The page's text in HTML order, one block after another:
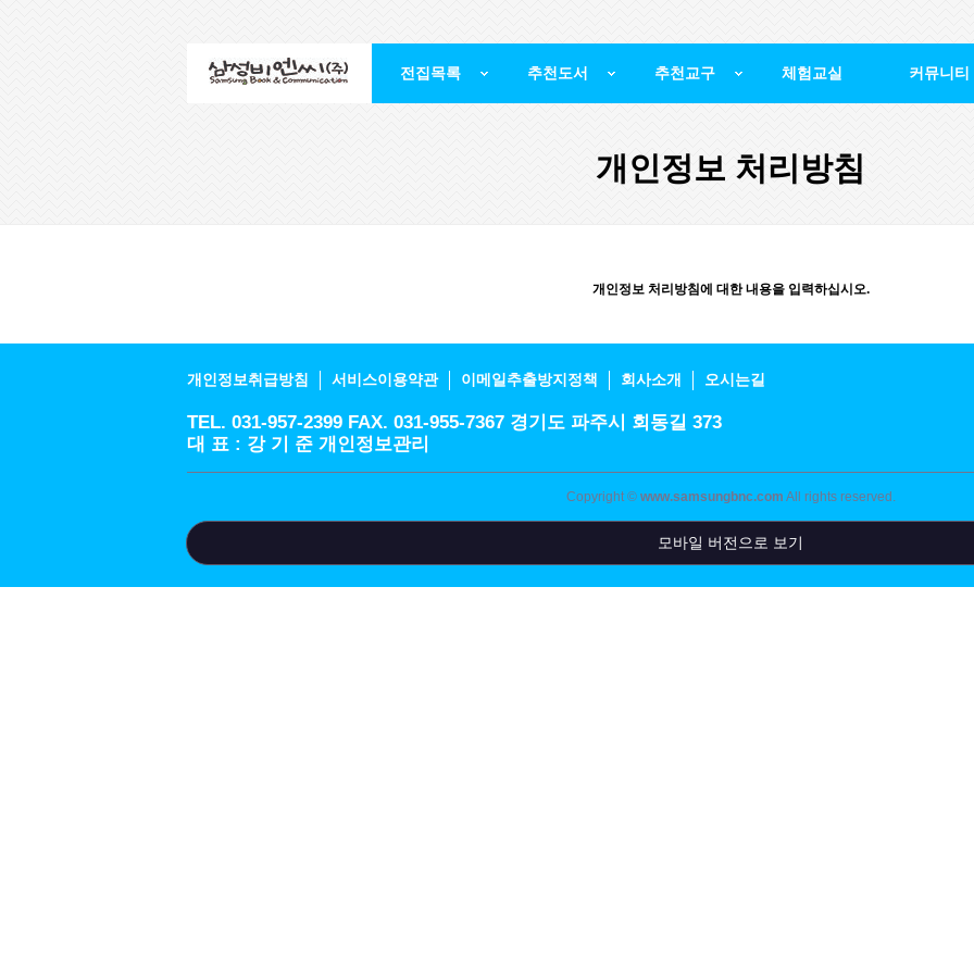
전집목록 추천도서 추천교구 체험교실 커뮤니티
개인정보 처리방침
개인정보 처리방침에 대한 내용을 입력하십시오.
개인정보취급방침 서비스이용약관 이메일추출방지정책 회사소개 오시는길
TEL. 031-957-2399 FAX. 031-955-7367 경기도 파주시 회동길 373
대 표 : 강 기 준 개인정보관리
Copyright © www.samsungbnc.com All rights reserved.
모바일 버전으로 보기